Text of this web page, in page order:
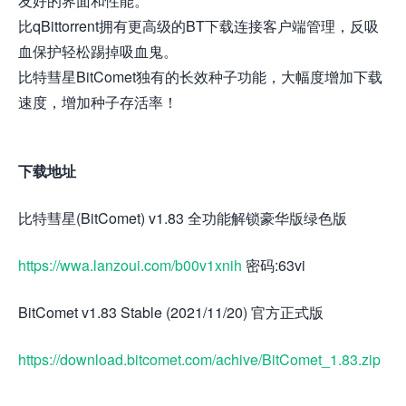
比qBittorrent拥有更高级的BT下载连接客户端管理，反吸
血保护轻松踢掉吸血鬼。
比特彗星BitComet独有的长效种子功能，大幅度增加下载
速度，增加种子存活率！
下载地址
比特彗星(BitComet) v1.83 全功能解锁豪华版绿色版
https://wwa.lanzoui.com/b00v1xnih 密码:63vi
BitComet v1.83 Stable (2021/11/20) 官方正式版
https://download.bitcomet.com/achive/BitComet_1.83.zip